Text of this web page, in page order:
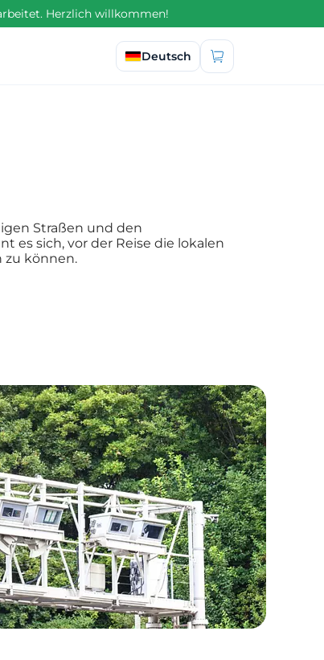
Herzlich willkommen!
Sprache auswählen
Deutsch
Straßen und den
es sich, vor der Reise die lokalen
zu können.